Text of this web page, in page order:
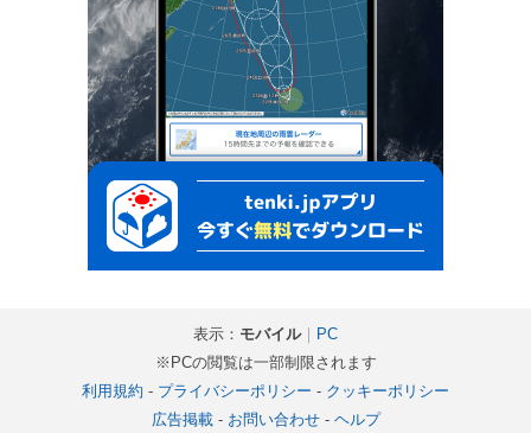
表示： モバイル｜ PC
※PCの閲覧は一部制限されます
利用規約 - プライバシーポリシー - クッキーポリシー
広告掲載- お問い合わせ- ヘルプ